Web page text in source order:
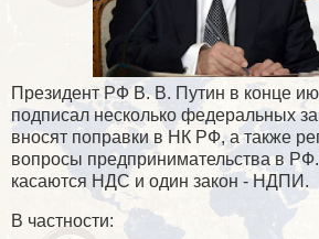
Президент РФ В. В. Путин в конце
подписал несколько федеральных
вносят поправки в НК РФ, а также
вопросы предпринимательства в
касаются НДС и один закон - НДПИ.
В частности: